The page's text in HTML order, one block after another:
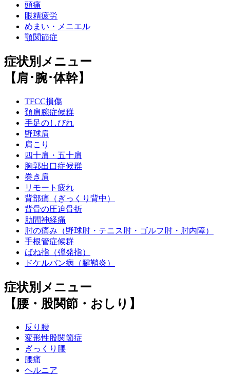
頭痛
眼精疲労
めまい・メニエル
顎関節症
症状別メニュー
【肩･腕･体幹】
TFCC損傷
頚肩腕症候群
手足のしびれ
野球肩
肩こり
四十肩・五十肩
胸郭出口症候群
巻き肩
リモート疲れ
背部痛（ぎっくり背中）
背骨の圧迫骨折
肋間神経痛
肘の痛み（野球肘・テニス肘・ゴルフ肘・肘内障）
手根管症候群
ばね指（弾発指）
ドケルバン病（腱鞘炎）
症状別メニュー
【腰・股関節・おしり】
反り腰
変形性股関節症
ぎっくり腰
腰痛
ヘルニア